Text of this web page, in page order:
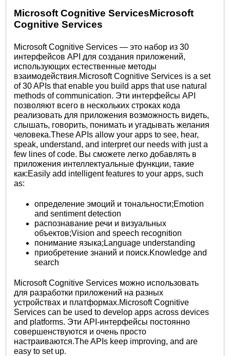
Microsoft Cognitive ServicesMicrosoft
Cognitive Services
Microsoft Cognitive Services — это набор из 30
интерфейсов API для создания приложений,
использующих естественные методы
взаимодействия.Microsoft Cognitive Services is a set
of 30 APIs that enable you build apps that use natural
methods of communication. Эти интерфейсы API
позволяют всего в нескольких строках кода
реализовать для приложения возможность видеть,
слышать, говорить, понимать и угадывать желания
человека.These APIs allow your apps to see, hear,
speak, understand, and interpret our needs with just a
few lines of code. Вы сможете легко добавлять в
приложения интеллектуальные функции, такие
как:Easily add intelligent features to your apps, such
as:
определение эмоций и тональности;Emotion
and sentiment detection
распознавание речи и визуальных
объектов;Vision and speech recognition
понимание языка;Language understanding
приобретение знаний и поиск.Knowledge and
search
Microsoft Cognitive Services можно использовать
для разработки приложений на разных
устройствах и платформах.Microsoft Cognitive
Services can be used to develop apps across devices
and platforms. Эти API-интерфейсы постоянно
совершенствуются и очень просто
настраиваются.The APIs keep improving, and are
easy to set up.